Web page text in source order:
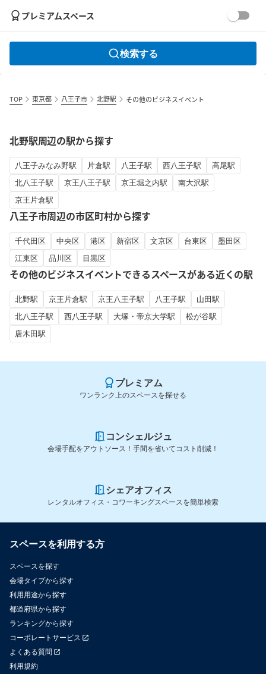
プレミアムスペース
検索する
TOP 東京都 八王子市 北野駅 その他のビジネスイベント
北野駅周辺の駅から探す
八王子みなみ野駅 片倉駅 八王子駅 西八王子駅
高尾駅
北八王子駅
京王八王子駅 京王堀之内駅
南大沢駅
京王片倉駅
八王子市周辺の市区町村から探す
千代田区 中央区 港区 新宿区 文京区 台東区
墨田区
江東区
品川区 目黒区
その他のビジネスイベントできるスペースがある近くの駅
北野駅 京王片倉駅 京王八王子駅 八王子駅
山田駅
北八王子駅
西八王子駅 大塚・帝京大学駅
松が谷駅
唐木田駅
プレミアム
ワンランク上のスペースを探せる
コンシェルジュ
会場手配をアウトソース！手間を省いてコスト削減！
シェアオフィス
レンタルオフィス・コワーキングスペースを簡単検索
スペースを利用する方
スペースを探す
会場タイプから探す
利用用途から探す
都道府県から探す
ランキングから探す
コーポレートサービス
よくある質問
利用規約